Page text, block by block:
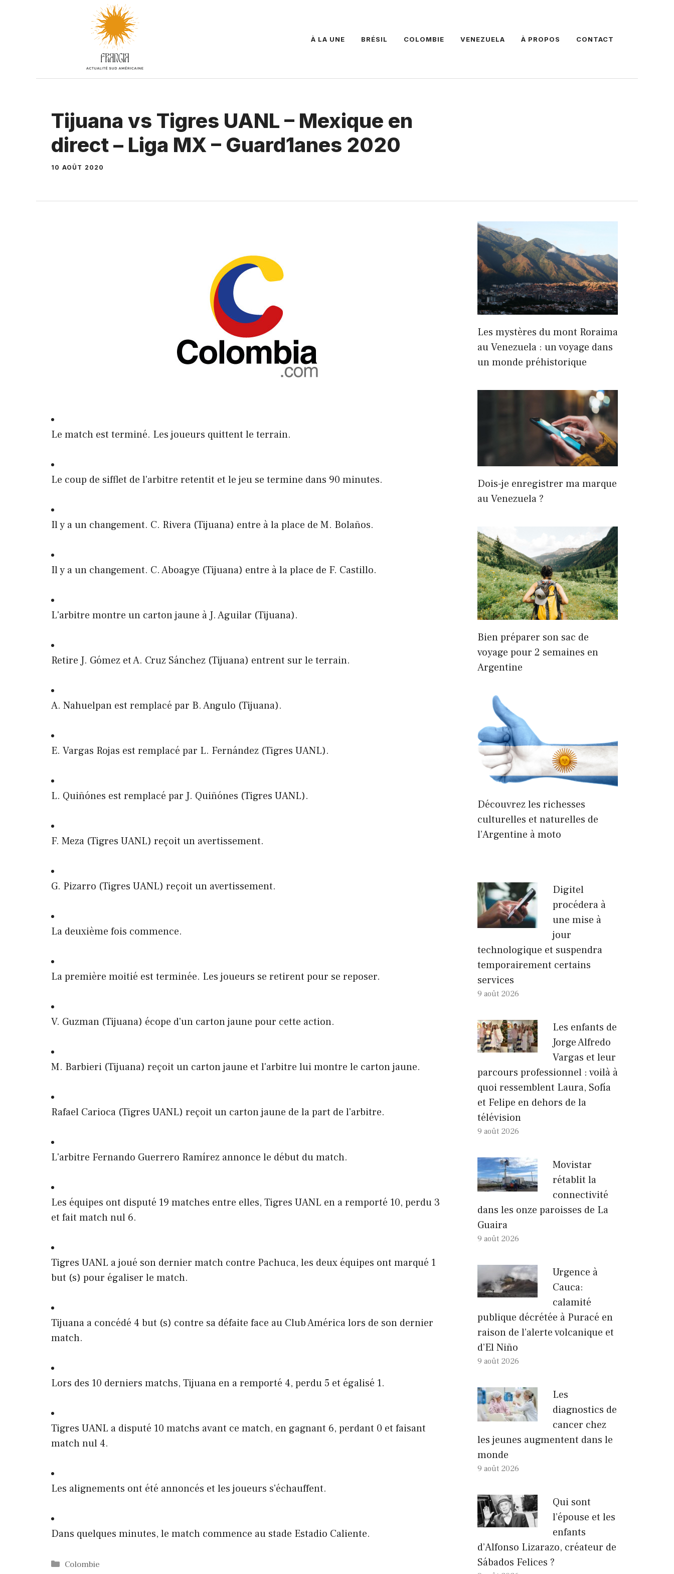
À LA UNE BRÉSIL COLOMBIE VENEZUELA À PROPOS CONTACT
Tijuana vs Tigres UANL – Mexique en
direct – Liga MX – Guard1anes 2020
10 AOÛT 2020
Le match est terminé. Les joueurs quittent le terrain.
Le coup de sifflet de l'arbitre retentit et le jeu se termine dans 90 minutes.
Il y a un changement. C. Rivera (Tijuana) entre à la place de M. Bolaños.
Il y a un changement. C. Aboagye (Tijuana) entre à la place de F. Castillo.
L'arbitre montre un carton jaune à J. Aguilar (Tijuana).
Retire J. Gómez et A. Cruz Sánchez (Tijuana) entrent sur le terrain.
A. Nahuelpan est remplacé par B. Angulo (Tijuana).
E. Vargas Rojas est remplacé par L. Fernández (Tigres UANL).
L. Quiñónes est remplacé par J. Quiñónes (Tigres UANL).
F. Meza (Tigres UANL) reçoit un avertissement.
G. Pizarro (Tigres UANL) reçoit un avertissement.
La deuxième fois commence.
La première moitié est terminée. Les joueurs se retirent pour se reposer.
V. Guzman (Tijuana) écope d'un carton jaune pour cette action.
M. Barbieri (Tijuana) reçoit un carton jaune et l'arbitre lui montre le carton jaune.
Rafael Carioca (Tigres UANL) reçoit un carton jaune de la part de l'arbitre.
L'arbitre Fernando Guerrero Ramírez annonce le début du match.
Les équipes ont disputé 19 matches entre elles, Tigres UANL en a remporté 10, perdu 3
et fait match nul 6.
Tigres UANL a joué son dernier match contre Pachuca, les deux équipes ont marqué 1
but (s) pour égaliser le match.
Tijuana a concédé 4 but (s) contre sa défaite face au Club América lors de son dernier
match.
Lors des 10 derniers matchs, Tijuana en a remporté 4, perdu 5 et égalisé 1.
Tigres UANL a disputé 10 matchs avant ce match, en gagnant 6, perdant 0 et faisant
match nul 4.
Les alignements ont été annoncés et les joueurs s'échauffent.
Dans quelques minutes, le match commence au stade Estadio Caliente.
Catégories
Colombie
Les mystères du mont Roraima
au Venezuela : un voyage dans
un monde préhistorique
Dois-je enregistrer ma marque
au Venezuela ?
Bien préparer son sac de
voyage pour 2 semaines en
Argentine
Découvrez les richesses
culturelles et naturelles de
l’Argentine à moto
Digitel
procédera à
une mise à
jour
technologique et suspendra
temporairement certains
services
9 août 2026
Les enfants de
Jorge Alfredo
Vargas et leur
parcours professionnel : voilà à
quoi ressemblent Laura, Sofía
et Felipe en dehors de la
télévision
9 août 2026
Movistar
rétablit la
connectivité
dans les onze paroisses de La
Guaira
9 août 2026
Urgence à
Cauca:
calamité
publique décrétée à Puracé en
raison de l’alerte volcanique et
d’El Niño
9 août 2026
Les
diagnostics de
cancer chez
les jeunes augmentent dans le
monde
9 août 2026
Qui sont
l’épouse et les
enfants
d’Alfonso Lizarazo, créateur de
Sábados Felices ?